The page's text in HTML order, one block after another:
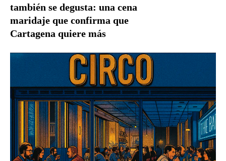
también se degusta: una cena
maridaje que confirma que
Cartagena quiere más